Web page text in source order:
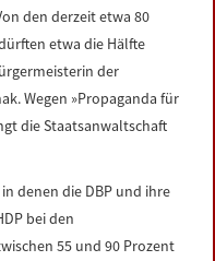
den derzeit etwa 80
etwa die Hälfte
der
Wegen »Propaganda für
die Staatsanwaltschaft
denen die DBP und ihre
bei den
55 und 90 Prozent